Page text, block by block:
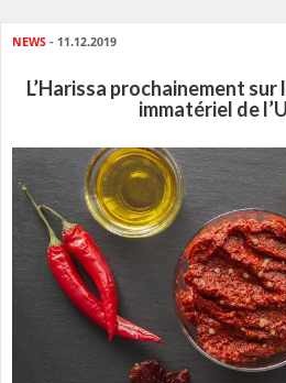
NEWS - 11.12.2019
L’Harissa prochainement
immatériel de